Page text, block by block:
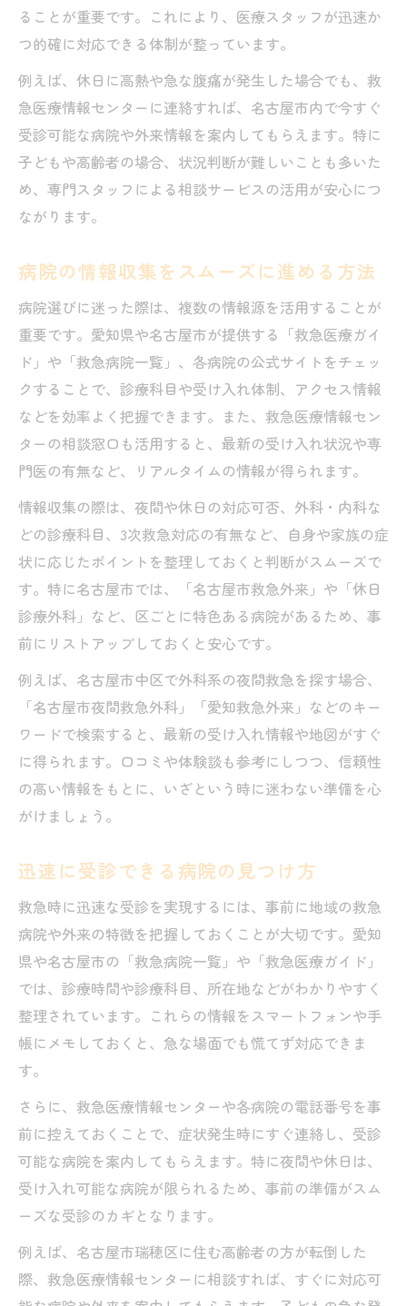
ることが重要です。これにより、医療スタッフが迅速か
つ的確に対応できる体制が整っています。
例えば、休日に高熱や急な腹痛が発生した場合でも、救
急医療情報センターに連絡すれば、名古屋市内で今すぐ
受診可能な病院や外来情報を案内してもらえます。特に
子どもや高齢者の場合、状況判断が難しいことも多いた
め、専門スタッフによる相談サービスの活用が安心につ
ながります。
病院の情報収集をスムーズに進める方法
病院選びに迷った際は、複数の情報源を活用することが
重要です。愛知県や名古屋市が提供する「救急医療ガイ
ド」や「救急病院一覧」、各病院の公式サイトをチェッ
クすることで、診療科目や受け入れ体制、アクセス情報
などを効率よく把握できます。また、救急医療情報セン
ターの相談窓口も活用すると、最新の受け入れ状況や専
門医の有無など、リアルタイムの情報が得られます。
情報収集の際は、夜間や休日の対応可否、外科・内科な
どの診療科目、3次救急対応の有無など、自身や家族の症
状に応じたポイントを整理しておくと判断がスムーズで
す。特に名古屋市では、「名古屋市救急外来」や「休日
診療外科」など、区ごとに特色ある病院があるため、事
前にリストアップしておくと安心です。
例えば、名古屋市中区で外科系の夜間救急を探す場合、
「名古屋市夜間救急外科」「愛知救急外来」などのキー
ワードで検索すると、最新の受け入れ情報や地図がすぐ
に得られます。口コミや体験談も参考にしつつ、信頼性
の高い情報をもとに、いざという時に迷わない準備を心
がけましょう。
迅速に受診できる病院の見つけ方
救急時に迅速な受診を実現するには、事前に地域の救急
病院や外来の特徴を把握しておくことが大切です。愛知
県や名古屋市の「救急病院一覧」や「救急医療ガイド」
では、診療時間や診療科目、所在地などがわかりやすく
整理されています。これらの情報をスマートフォンや手
帳にメモしておくと、急な場面でも慌てず対応できま
す。
さらに、救急医療情報センターや各病院の電話番号を事
前に控えておくことで、症状発生時にすぐ連絡し、受診
可能な病院を案内してもらえます。特に夜間や休日は、
受け入れ可能な病院が限られるため、事前の準備がスム
ーズな受診のカギとなります。
例えば、名古屋市瑞穂区に住む高齢者の方が転倒した
際、救急医療情報センターに相談すれば、すぐに対応可